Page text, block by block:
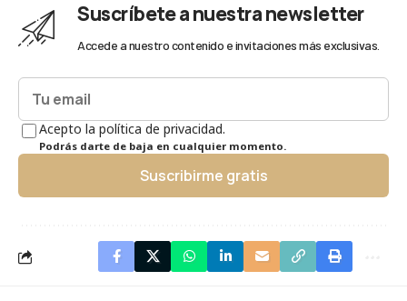
Suscríbete a nuestra newsletter
Accede a nuestro contenido e invitaciones más exclusivas.
Acepto la política de privacidad.
Podrás darte de baja en cualquier momento.
Suscribirme gratis